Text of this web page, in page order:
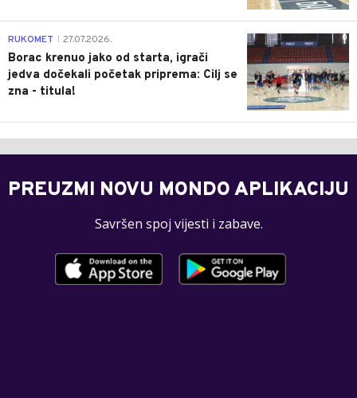
0
RUKOMET 27.07.2026.
Borac krenuo jako od starta, igrači
jedva dočekali početak priprema: Cilj se
zna - titula!
PREUZMI NOVU MONDO APLIKACIJU
Savršen spoj vijesti i zabave.